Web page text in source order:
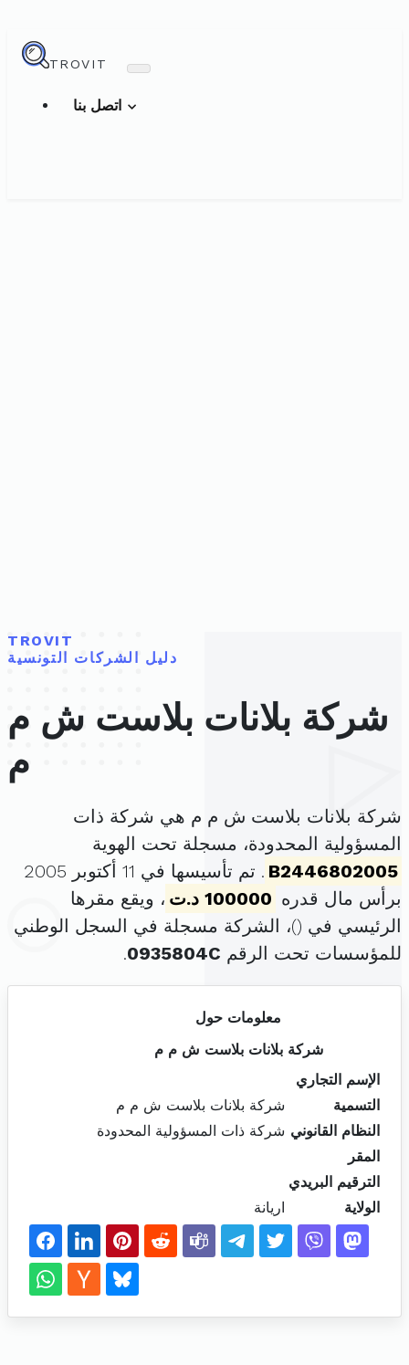
TROVIT
TROVIT
دليل الشركات التونسية
شركة بلانات بلاست ش م
م
شركة بلانات بلاست ش م م هي شركة ذات
المسؤولية المحدودة، مسجلة تحت الهوية
B2446802005
. تم تأسيسها في 11 أكتوبر 2005
برأس مال قدره 100000 د.ت
، ويقع مقرها
الرئيسي في ()، الشركة مسجلة في السجل الوطني
للمؤسسات تحت الرقم 0935804C
.
معلومات حول
شركة بلانات بلاست ش م م
الإسم التجاري
التسمية
شركة بلانات بلاست ش م م
النظام القانوني شركة ذات المسؤولية المحدودة
المقر
الترقيم البريدي
الولاية
اريانة